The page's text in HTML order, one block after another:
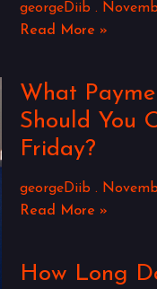
georgeDiib
Read More »
What
Should You
Friday?
georgeDiib
Read More »
How Long